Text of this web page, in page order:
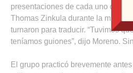
presentaciones de cada uno de
Thomas Zinkula durante la misa
turnaron para traducir. “Tuvimos
teníamos guiones”, dijo Moreno.
El grupo practicó brevemente